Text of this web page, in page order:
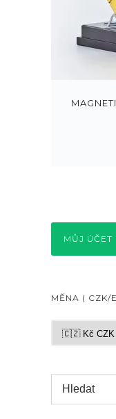
MŮJ ÚČET
MĚNA ( CZK/